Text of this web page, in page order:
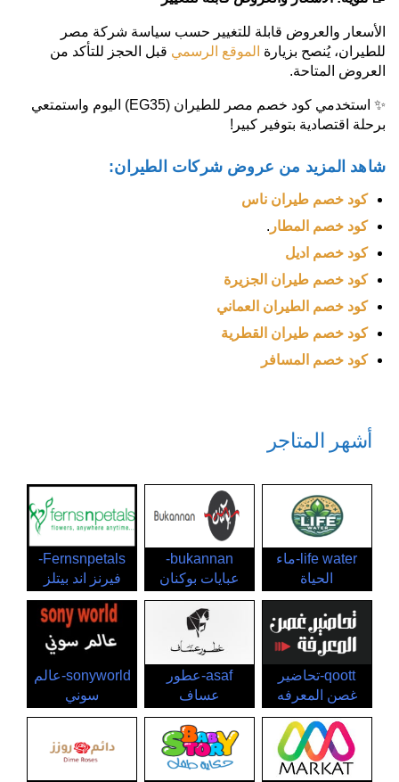
الأسعار والعروض قابلة للتغيير حسب سياسة شركة مصر
للطيران، يُنصح بزيارة الموقع الرسمي قبل الحجز للتأكد من
العروض المتاحة.
✨ استخدمي كود خصم مصر للطيران (EG35) اليوم واستمتعي
برحلة اقتصادية بتوفير كبير!
شاهد المزيد من عروض شركات الطيران:
كود خصم طيران ناس
كود خصم المطار .
كود خصم اديل
كود خصم طيران الجزيرة
كود خصم الطيران العماني
كود خصم طيران القطرية
كود خصم المسافر
أشهر المتاجر
life water-ماء
الحياة
bukannan-
عبايات بوكنان
Fernsnpetals-
فيرنز اند بيتلز
qoott-تحاضير
غصن المعرفه
asaf-عطور
عساف
sonyworld-عالم
سوني